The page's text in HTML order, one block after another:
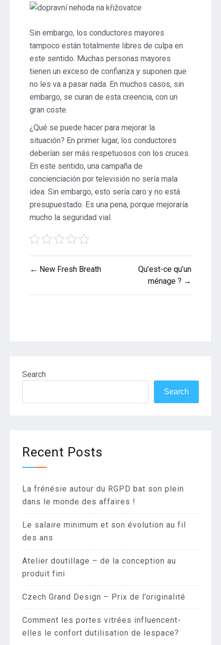
Sin embargo, los conductores mayores
tampoco están totalmente libres de culpa en
este sentido. Muchas personas mayores
tienen un exceso de confianza y suponen que
no les va a pasar nada. En muchos casos, sin
embargo, se curan de esta creencia, con un
gran coste.
¿Qué se puede hacer para mejorar la
situación? En primer lugar, los conductores
deberían ser más respetuosos con los cruces.
En este sentido, una campaña de
concienciación por televisión no sería mala
idea. Sin embargo, esto sería caro y no está
presupuestado. Es una pena, porque mejoraría
mucho la seguridad vial.
Post
← New Fresh Breath
Qu’est-ce qu’un
ménage ? →
Search
Search
Recent Posts
La frénésie autour du RGPD bat son plein
dans le monde des affaires !
Le salaire minimum et son évolution au fil
des ans
Atelier doutillage – de la conception au
produit fini
Czech Grand Design – Prix de l’originalité
Comment les portes vitrées influencent-
elles le confort dutilisation de lespace?